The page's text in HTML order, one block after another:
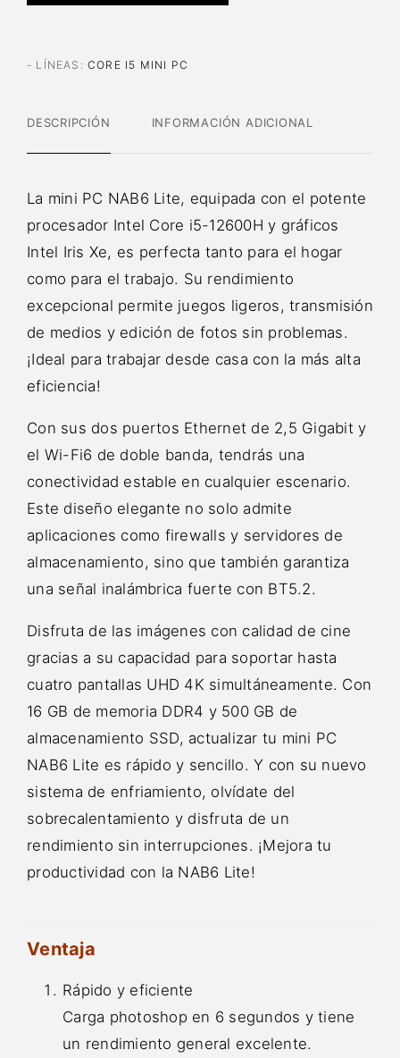
- LÍNEAS :CORE I5 MINI PC
DESCRIPCIÓN INFORMACIÓN ADICIONAL
La mini PC NAB6 Lite, equipada con el potente
procesador Intel Core i5-12600H y gráficos
Intel Iris Xe, es perfecta tanto para el hogar
como para el trabajo. Su rendimiento
excepcional permite juegos ligeros, transmisión
de medios y edición de fotos sin problemas.
¡Ideal para trabajar desde casa con la más alta
eficiencia!
Con sus dos puertos Ethernet de 2,5 Gigabit y
el Wi-Fi6 de doble banda, tendrás una
conectividad estable en cualquier escenario.
Este diseño elegante no solo admite
aplicaciones como firewalls y servidores de
almacenamiento, sino que también garantiza
una señal inalámbrica fuerte con BT5.2.
Disfruta de las imágenes con calidad de cine
gracias a su capacidad para soportar hasta
cuatro pantallas UHD 4K simultáneamente. Con
16 GB de memoria DDR4 y 500 GB de
almacenamiento SSD, actualizar tu mini PC
NAB6 Lite es rápido y sencillo. Y con su nuevo
sistema de enfriamiento, olvídate del
sobrecalentamiento y disfruta de un
rendimiento sin interrupciones. ¡Mejora tu
productividad con la NAB6 Lite!
Ventaja
Rápido y eficiente
Carga photoshop en 6 segundos y tiene
un rendimiento general excelente.